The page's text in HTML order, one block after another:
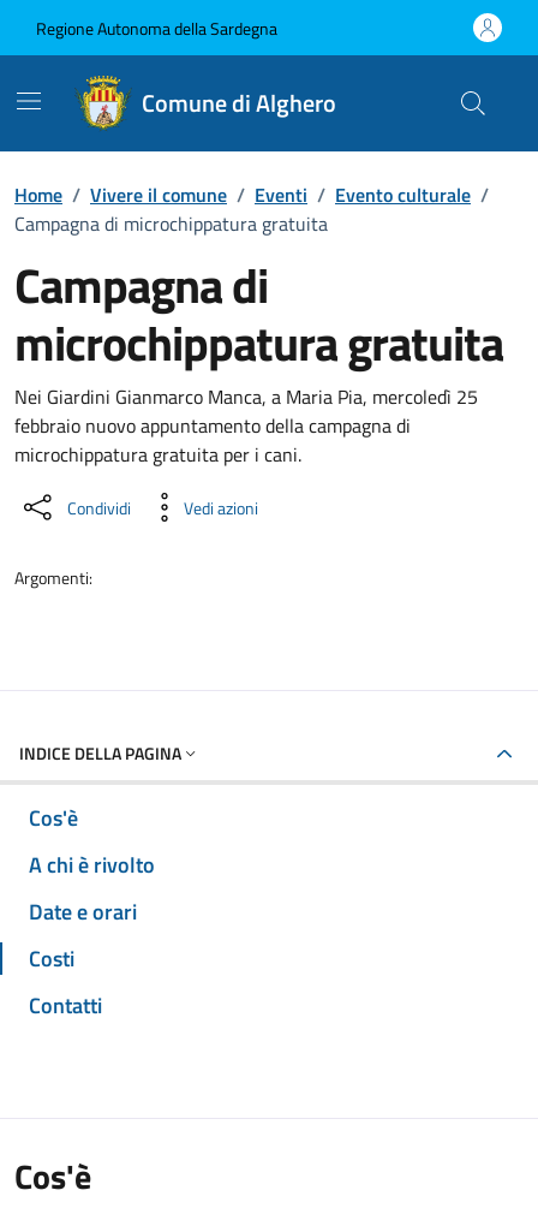
Regione Autonoma della Sardegna
Comune di Alghero
Home / Vivere il comune / Eventi / Evento culturale /
Campagna di microchippatura gratuita
Campagna di
microchippatura gratuita
Dettaglio dell'evento
Nei Giardini Gianmarco Manca, a Maria Pia, mercoledì 25
febbraio nuovo appuntamento della campagna di
microchippatura gratuita per i cani.
Condividi Vedi azioni
Argomenti:
INDICE DELLA PAGINA
Cos'è
A chi è rivolto
Date e orari
Costi
Contatti
Cos'è